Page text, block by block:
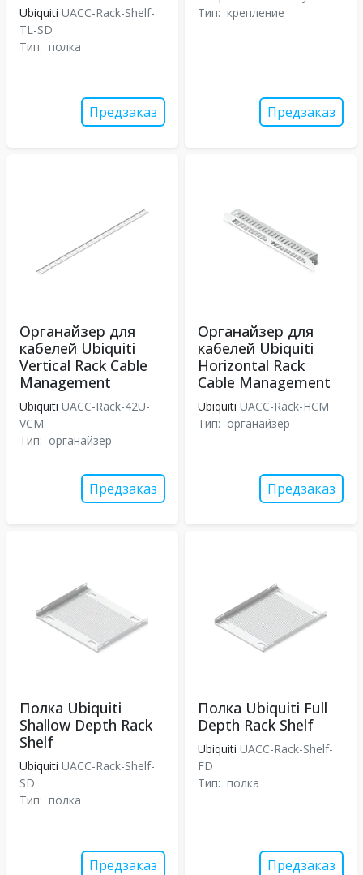
Ubiquiti UACC-Rack-Shelf-
TL-SD
Тип: полка
Предзаказ
Тип: крепление
Предзаказ
Органайзер для
кабелей Ubiquiti
Vertical Rack Cable
Management
Ubiquiti UACC-Rack-42U-
VCM
Тип: органайзер
Предзаказ
Органайзер для
кабелей Ubiquiti
Horizontal Rack
Cable Management
Ubiquiti UACC-Rack-HCM
Тип: органайзер
Предзаказ
Полка Ubiquiti
Shallow Depth Rack
Shelf
Ubiquiti UACC-Rack-Shelf-
SD
Тип: полка
Предзаказ
Полка Ubiquiti Full
Depth Rack Shelf
Ubiquiti UACC-Rack-Shelf-
FD
Тип: полка
Предзаказ